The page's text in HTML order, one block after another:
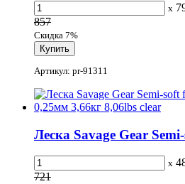
x
857
Скидка 7%
Артикул: pr-91311
Леска Savage Gear
x
721